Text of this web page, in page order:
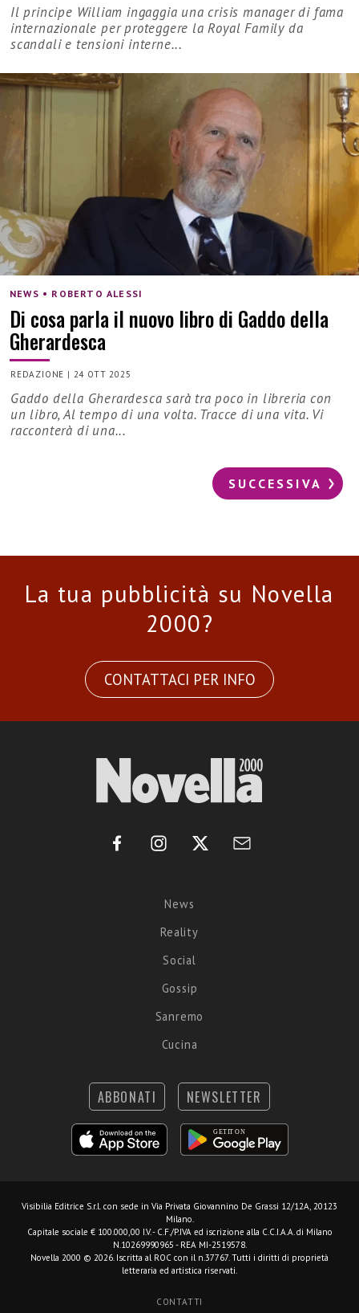
Il principe William ingaggia una crisis manager di fama
internazionale per proteggere la Royal Family da
scandali e tensioni interne...
NEWS • ROBERTO ALESSI
Di cosa parla il nuovo libro di Gaddo della
Gherardesca
REDAZIONE | 24 OTT 2025
Gaddo della Gherardesca sarà tra poco in libreria con
un libro, Al tempo di una volta. Tracce di una vita. Vi
racconterà di una...
SUCCESSIVA
La tua pubblicità su Novella
2000?
CONTATTACI PER INFO
News
Reality
Social
Gossip
Sanremo
Cucina
ABBONATI NEWSLETTER
Visibilia Editrice S.r.l. con sede in Via Privata Giovannino De Grassi 12/12A, 20123
Milano.
Capitale sociale € 100.000,00 I.V. - C.F./P.IVA ed iscrizione alla C.C.I.A.A. di Milano
N.10269990965 - REA MI-2519578.
Novella 2000 © 2026. Iscritta al ROC con il n.37767. Tutti i diritti di proprietà
letteraria ed artistica riservati.
CONTATTI